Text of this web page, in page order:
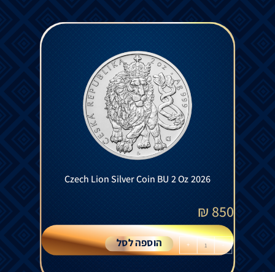
Czech Lion Silver Coin BU 2 Oz 2026
850
₪
-
+ הוספה לסל